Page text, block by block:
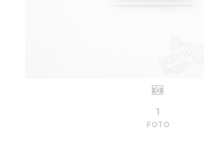
1
FOTO